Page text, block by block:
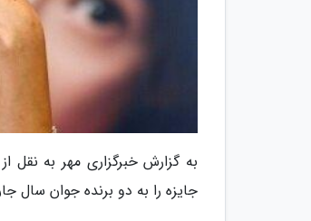
جایزه را به دو برنده جوان سال